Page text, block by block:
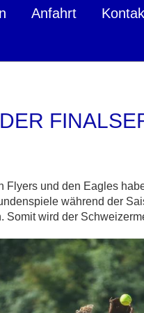
Anfahrt
Flyers und den Eagles
während der
wird der